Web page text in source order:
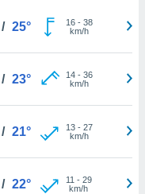
/ 25° 16- 38
km/h
/ 23° 14- 36
km/h
/ 21° 13- 27
km/h
/ 22° 11 - 29
km/h